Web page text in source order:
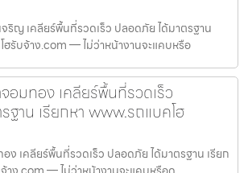
ริญ เคลียร์พื้นที่รวดเร็ว ปลอดภัย ได้มาตรฐาน
ฮรับจ้าง.com — ไม่ว่าหน้างานจะแคบหรือ
จอมทอง เคลียร์พื้นที่รวดเร็ว
ฐาน เรียกหา www.รถแบคโฮ
อง เคลียร์พื้นที่รวดเร็ว ปลอดภัย ได้มาตรฐาน เรียก